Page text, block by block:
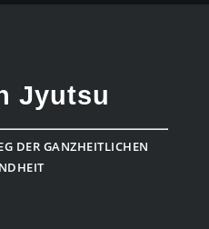
Jyutsu
DER GANZHEITLICHEN